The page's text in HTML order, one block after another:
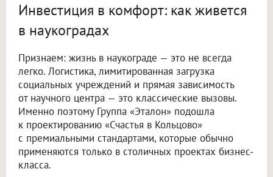
Инвестиция в комфорт: как живется
в наукоградах
Признаем: жизнь в наукограде — это не всегда
легко. Логистика, лимитированная загрузка
социальных учреждений и прямая зависимость
от научного центра — это классические вызовы.
Именно поэтому Группа «Эталон» подошла
к проектированию «Счастья в Кольцово»
с премиальными стандартами, которые обычно
применяются только в столичных проектах бизнес-
класса.